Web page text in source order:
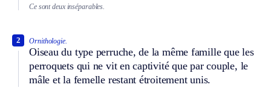
Ce sont deux inséparables.
Ornithologie.
Oiseau du type perruche, de la même famille que les
perroquets qui ne vit en captivité que par couple, le
mâle et la femelle restant étroitement unis.
2